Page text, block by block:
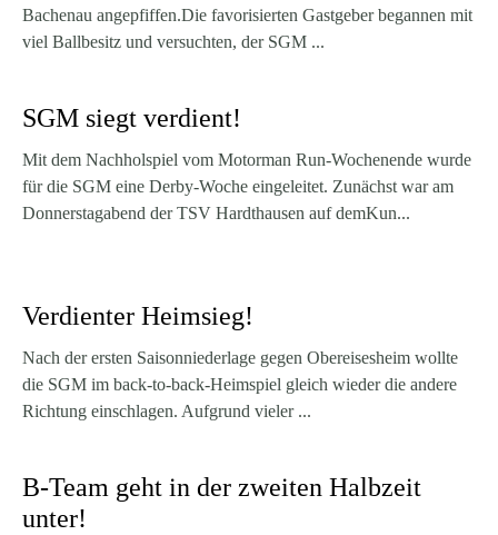
Bachenau angepfiffen.Die favorisierten Gastgeber begannen mit
viel Ballbesitz und versuchten, der SGM ...
SGM siegt verdient!
Mit dem Nachholspiel vom Motorman Run-Wochenende wurde
für die SGM eine Derby-Woche eingeleitet. Zunächst war am
Donnerstagabend der TSV Hardthausen auf demKun...
Verdienter Heimsieg!
Nach der ersten Saisonniederlage gegen Obereisesheim wollte
die SGM im back-to-back-Heimspiel gleich wieder die andere
Richtung einschlagen. Aufgrund vieler ...
B-Team geht in der zweiten Halbzeit
unter!